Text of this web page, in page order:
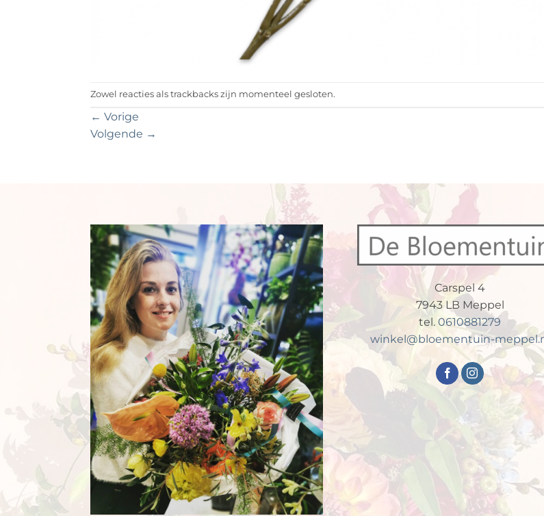
Zowel reacties als trackbacks zijn momenteel gesloten.
← Vorige
Volgende →
Carspel 4
7943 LB Meppel
tel. 0610881279
winkel@bloementuin-